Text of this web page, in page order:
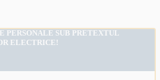
PERSONALE SUB PRETEXTUL
ELECTRICE!